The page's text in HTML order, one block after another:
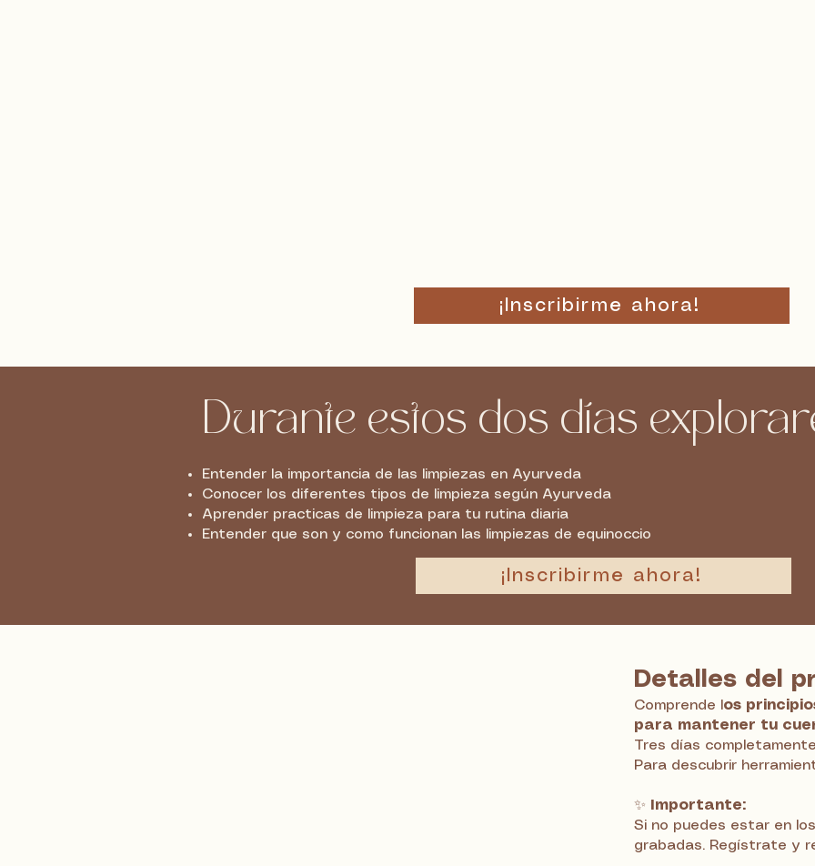
¡Inscribirme ahora!
Durante estos dos días
Entender la importancia de las limpiezas en Ayurveda
Conocer los diferentes tipos de limpieza según Ayurveda
Aprender practicas de limpieza para tu rutina diaria
Entender que son y como funcionan las limpiezas de equinoccio
¡Inscribirme ahora!
Detalles del
Comprende l os
para mantener tu
Tres días completamente
Para descubrir
✨ Importante:
Si no puedes estar en
grabadas. Regístrate y